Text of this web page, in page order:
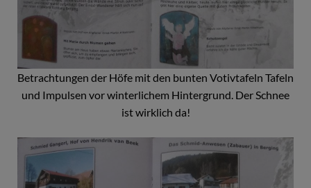
Betrachtungen der Höfe mit den bunten Votivtafeln Tafeln
und Impulsen vor winterlichem Hintergrund. Der Schnee
ist wirklich da!